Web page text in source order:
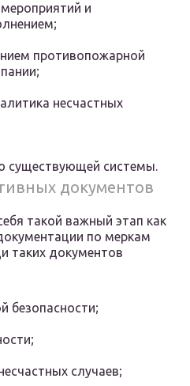
и
противопожарной
несчастных
существующей системы.
документов
такой важный этап как
по меркам
таких документов
безопасности;
случаев;